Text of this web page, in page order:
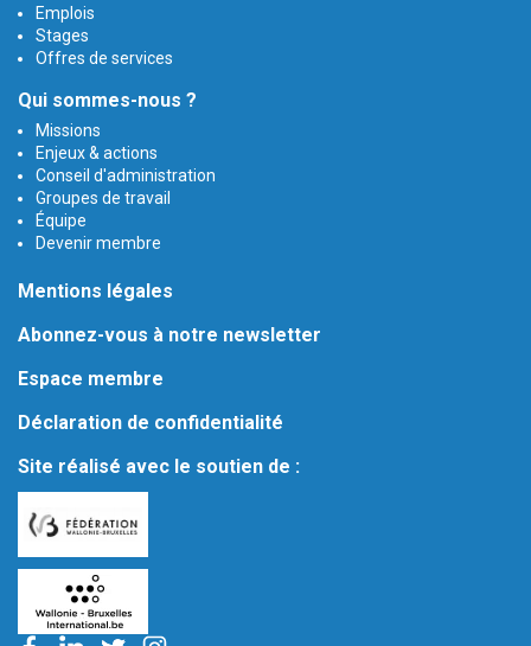
Emplois
Stages
Offres de services
Qui sommes-nous ?
Missions
Enjeux & actions
Conseil d'administration
Groupes de travail
Équipe
Devenir membre
Mentions légales
Abonnez-vous à notre newsletter
Espace membre
Déclaration de confidentialité
Site réalisé avec le soutien de :